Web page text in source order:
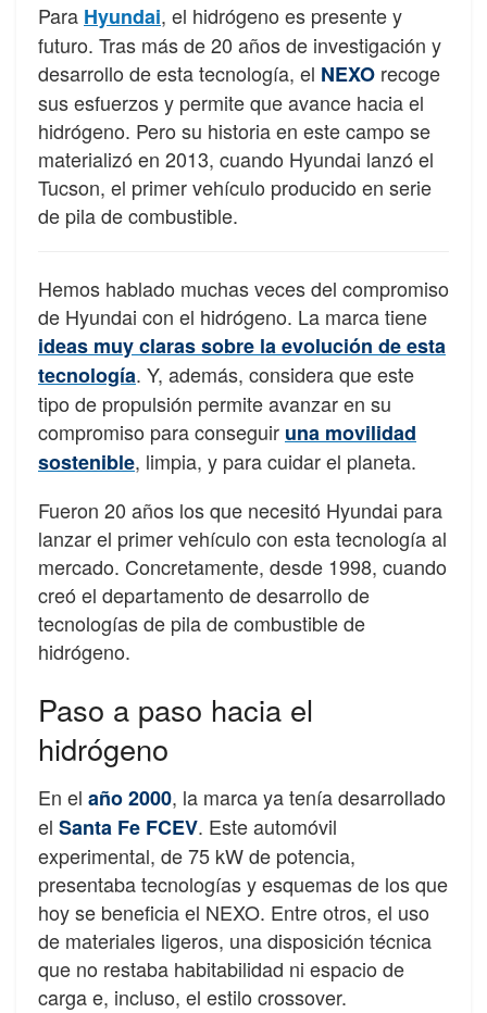
Para Hyundai, el hidrógeno es presente y
futuro. Tras más de 20 años de investigación y
desarrollo de esta tecnología, el NEXO recoge
sus esfuerzos y permite que avance hacia el
hidrógeno. Pero su historia en este campo se
materializó en 2013, cuando Hyundai lanzó el
Tucson, el primer vehículo producido en serie
de pila de combustible.
Hemos hablado muchas veces del compromiso
de Hyundai con el hidrógeno. La marca tiene
ideas muy claras sobre la evolución de esta
tecnología. Y, además, considera que este
tipo de propulsión permite avanzar en su
compromiso para conseguir una movilidad
sostenible, limpia, y para cuidar el planeta.
Fueron 20 años los que necesitó Hyundai para
lanzar el primer vehículo con esta tecnología al
mercado. Concretamente, desde 1998, cuando
creó el departamento de desarrollo de
tecnologías de pila de combustible de
hidrógeno.
Paso a paso hacia el
hidrógeno
En el año 2000, la marca ya tenía desarrollado
el Santa Fe FCEV. Este automóvil
experimental, de 75 kW de potencia,
presentaba tecnologías y esquemas de los que
hoy se beneficia el NEXO. Entre otros, el uso
de materiales ligeros, una disposición técnica
que no restaba habitabilidad ni espacio de
carga e, incluso, el estilo crossover.